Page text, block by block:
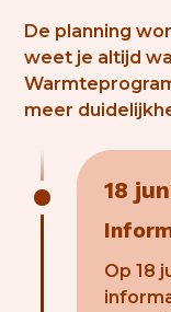
De planning
weet je altijd
meer
18
Op 18